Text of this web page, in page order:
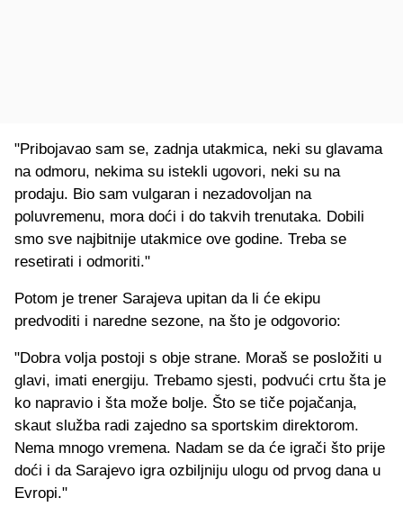
"Pribojavao sam se, zadnja utakmica, neki su glavama
na odmoru, nekima su istekli ugovori, neki su na
prodaju. Bio sam vulgaran i nezadovoljan na
poluvremenu, mora doći i do takvih trenutaka. Dobili
smo sve najbitnije utakmice ove godine. Treba se
resetirati i odmoriti."
Potom je trener Sarajeva upitan da li će ekipu
predvoditi i naredne sezone, na što je odgovorio:
"Dobra volja postoji s obje strane. Moraš se posložiti u
glavi, imati energiju. Trebamo sjesti, podvući crtu šta je
ko napravio i šta može bolje. Što se tiče pojačanja,
skaut služba radi zajedno sa sportskim direktorom.
Nema mnogo vremena. Nadam se da će igrači što prije
doći i da Sarajevo igra ozbiljniju ulogu od prvog dana u
Evropi."